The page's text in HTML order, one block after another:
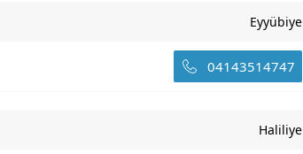
Eyyübiye
04143514747
Haliliye